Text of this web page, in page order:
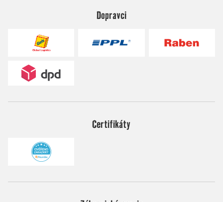
Dopravci
Certifikáty